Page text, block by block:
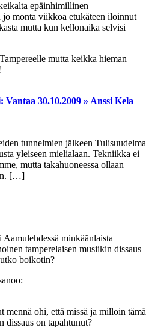
epäinhimillinen
monta viikkoa etukäteen iloinnut
mutta kun kellonaika selvisi
mutta keikka hieman
30.10.2009 » Anssi Kela
tunnelmien jälkeen Tulisuudelma
yleiseen mielialaan. Tekniikka ei
mutta takahuoneessa ollaan
[…]
Aamulehdessä minkäänlaista
tamperelaisen musiikin dissaus
boikotin?
mennä ohi, että missä ja milloin tämä
dissaus on tapahtunut?